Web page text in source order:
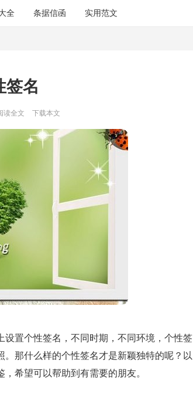
全 条据信函 实用范文
签名
读全文 下载本文
置个性签名，不同时期，不同环境，个性签
那什么样的个性签名才是新颖独特的呢？以
希望可以帮助到有需要的朋友。